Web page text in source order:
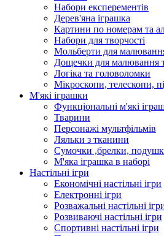
Набори експерементів
Дерев'яна іграшка
Картини по номерам та
Набори для творчості
Мольберти для
Дощечки для малювання
Логіка та головоломки
Мікроскопи, телескопи,
М'які іграшки
Функціональні м'які
Тварини
Персонажі мультфільмів
Ляльки з тканини
Сумочки ,брелки,
М'яка іграшка в наборі
Настільні ігри
Економічні настільні ігри
Електронні ігри
Розважальні настільні
Розвиваючі настільні ігри
Спортивні настільні ігри